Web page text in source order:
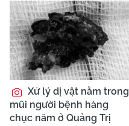
Xử lý dị vật nằm trong
mũi người bệnh hàng
chục năm ở Quảng Trị